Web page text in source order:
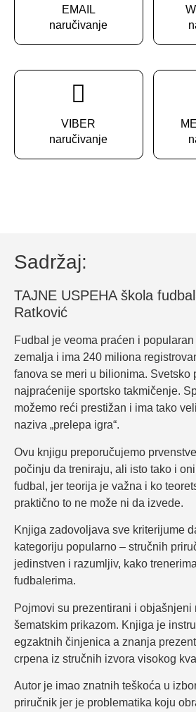
EMAIL
naručivanje
VIBER
naručivanje
Sadržaj:
TAJNE USPEHA škola
Ratković
Fudbal je veoma praćen i
zemalja i ima 240 miliona
fanova se meri u bilionima. Svetsko
najpraćenije sportsko takmičenje.
možemo reći prestižan i ima tako
naziva „prelepa igra“.
Ovu knjigu preporučujemo
počinju da treniraju, ali isto tako i
fudbal, jer teorija je važna i ko
praktično to ne može ni da izvede.
Knjiga zadovoljava sve kriterijume
kategoriju popularno – stručnih
jedinstven i razumljiv, kako
fudbalerima.
Pojmovi su prezentirani i objašnjeni
šematskim prikazom. Knjiga je
egzaktnih činjenica a znanja
crpena iz stručnih izvora visokog
Autor je imao znatnih teškoća u
priručnik jer je problematika koju